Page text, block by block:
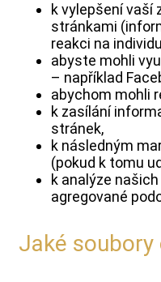
k vylepšení vaší
stránkami
reakci na
abyste mohli
– například
abychom mohli
k zasílání
stránek,
k následným
(pokud k tomu
k analýze
agregované
Jaké